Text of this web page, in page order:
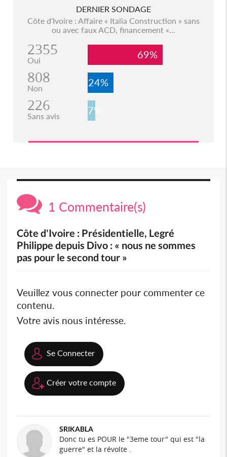
DERNIER SONDAGE
Côte d'Ivoire : Affaire « Italia Construction » sans
ou avec faux ACD, financement «...
2355
Oui 69%
808
Non 24%
226
Sans avis 7%
1 Commentaire(s)
Côte d'Ivoire : Présidentielle, Legré
Philippe depuis Divo : « nous ne sommes
pas pour le second tour »
Veuillez vous connecter pour commenter ce
contenu.
Votre avis nous intéresse.
Se Connecter
Créer votre compte
SRIKABLA
Donc tu es POUR le "3eme tour" qui est "la
guerre" et la révolte .